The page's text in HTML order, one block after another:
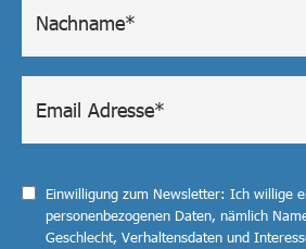
Einwilligung zum Newsletter: Ich willige
personenbezogenen Daten, nämlich
Geschlecht, Verhaltensdaten und